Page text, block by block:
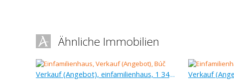
Ähnliche Immobilien
Verkauf (Angebot), einfamilienhaus, 1 345 m